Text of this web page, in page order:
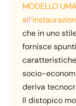
MODELLO
che in uno
fornisce
socio-
deriva
Il distopico